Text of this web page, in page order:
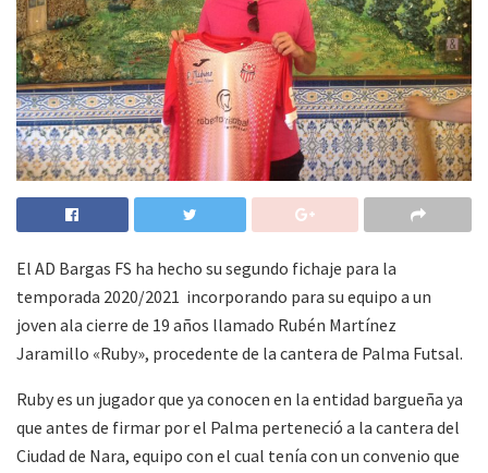
El AD Bargas FS ha hecho su segundo fichaje para la
temporada 2020/2021 incorporando para su equipo a un
joven ala cierre de 19 años llamado Rubén Martínez
Jaramillo «Ruby», procedente de la cantera de Palma Futsal.
Ruby es un jugador que ya conocen en la entidad bargueña ya
que antes de firmar por el Palma perteneció a la cantera del
Ciudad de Nara, equipo con el cual tenía con un convenio que